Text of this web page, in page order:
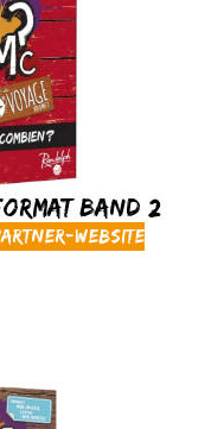
Band 2
Website